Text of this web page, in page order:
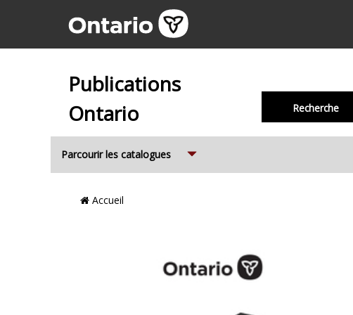
Publications
Ontario
Recherche
Parcourir les catalogues
Emplacement
Accueil